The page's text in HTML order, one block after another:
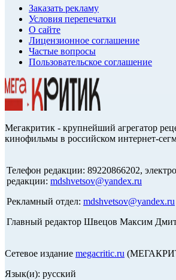
Заказать рекламу
Условия перепечатки
О сайте
Лицензионное соглашение
Частые вопросы
Пользовательское соглашение
Мегакритик - крупнейший агрегатор
кинофильмы в российском интернет-
Телефон редакции: 89220866202,
редакции: mdshvetsov@yandex.ru
Рекламный отдел: mdshvetsov@yandex.ru
Главный редактор Швецов Максим
Сетевое издание megacritic.ru
Язык(и): русский